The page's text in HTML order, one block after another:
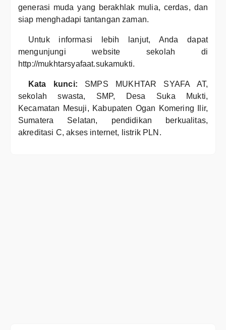
generasi muda yang berakhlak mulia, cerdas, dan
siap menghadapi tantangan zaman.
Untuk informasi lebih lanjut, Anda dapat
mengunjungi website sekolah di
http://mukhtarsyafaat.sukamukti.
Kata kunci: SMPS MUKHTAR SYAFA AT,
sekolah swasta, SMP, Desa Suka Mukti,
Kecamatan Mesuji, Kabupaten Ogan Komering Ilir,
Sumatera Selatan, pendidikan berkualitas,
akreditasi C, akses internet, listrik PLN.